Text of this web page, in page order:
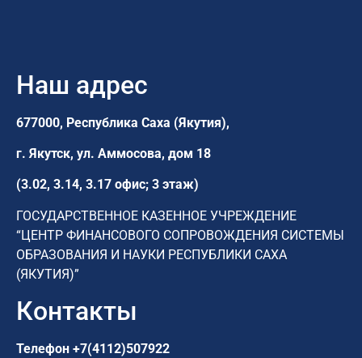
Наш адрес
677000, Республика Саха (Якутия),
г. Якутск, ул. Аммосова, дом 18
(3.02, 3.14, 3.17 офис; 3 этаж)
ГОСУДАРСТВЕННОЕ КАЗЕННОЕ УЧРЕЖДЕНИЕ
“ЦЕНТР ФИНАНСОВОГО СОПРОВОЖДЕНИЯ СИСТЕМЫ
ОБРАЗОВАНИЯ И НАУКИ РЕСПУБЛИКИ САХА
(ЯКУТИЯ)”
Контакты
Телефон +7(4112)507922